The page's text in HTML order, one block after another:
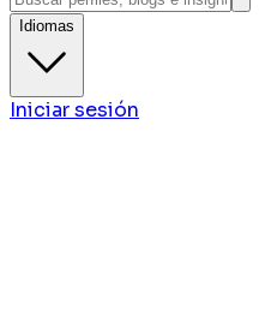
Idiomas
Iniciar sesión